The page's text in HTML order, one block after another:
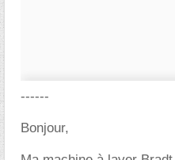
------
Bonjour,